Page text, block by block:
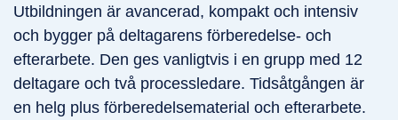
Utbildningen är avancerad, kompakt och intensiv
och bygger på deltagarens förberedelse- och
efterarbete. Den ges vanligtvis i en grupp med 12
deltagare och två processledare. Tidsåtgången är
en helg plus förberedelsematerial och efterarbete.